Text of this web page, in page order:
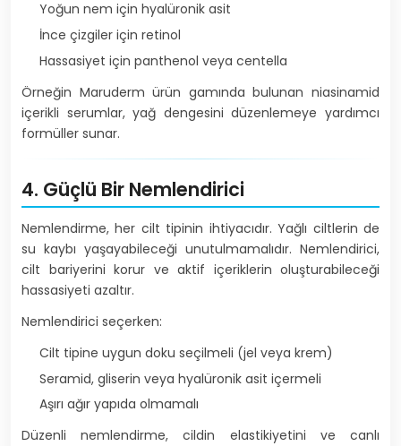
Yoğun nem için hyalüronik asit
İnce çizgiler için retinol
Hassasiyet için panthenol veya centella
Örneğin Maruderm ürün gamında bulunan niasinamid
içerikli serumlar, yağ dengesini düzenlemeye yardımcı
formüller sunar.
4. Güçlü Bir Nemlendirici
Nemlendirme, her cilt tipinin ihtiyacıdır. Yağlı ciltlerin de
su kaybı yaşayabileceği unutulmamalıdır. Nemlendirici,
cilt bariyerini korur ve aktif içeriklerin oluşturabileceği
hassasiyeti azaltır.
Nemlendirici seçerken:
Cilt tipine uygun doku seçilmeli (jel veya krem)
Seramid, gliserin veya hyalüronik asit içermeli
Aşırı ağır yapıda olmamalı
Düzenli nemlendirme, cildin elastikiyetini ve canlı